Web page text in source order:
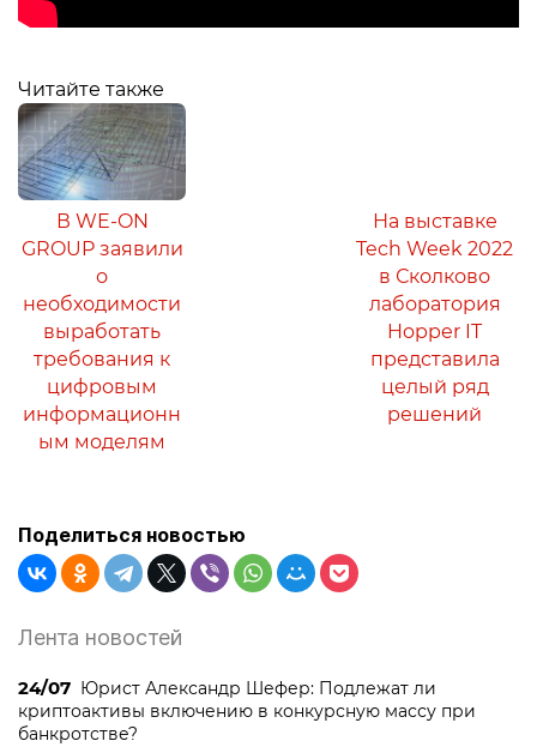
Читайте также
В WE-ON
GROUP заявили
о
необходимости
выработать
требования к
цифровым
информационн
ым моделям
На выставке
Tech Week 2022
в Сколково
лаборатория
Hopper IT
представила
целый ряд
решений
Поделиться новостью
Лента новостей
24/07 Юрист Александр Шефер: Подлежат ли
криптоактивы включению в конкурсную массу при
банкротстве?